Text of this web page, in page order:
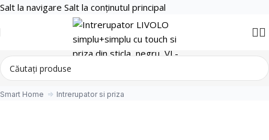
Salt la navigare Salt la conținutul principal
Smart Home Intrerupator si priza